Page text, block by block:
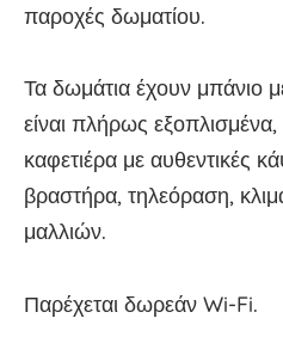
παροχές δωματίου.
Τα δωμάτια έχουν μπάνιο
είναι πλήρως
καφετιέρα με αυθεντικές
βραστήρα, τηλεόραση,
μαλλιών.
Παρέχεται δωρεάν Wi-Fi.